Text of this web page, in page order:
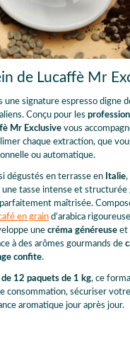
de Lucaffè Mr
une signature espresso digne
Conçu pour les
Mr Exclusive vous
chaque extraction, que
ou automatique.
dégustés en terrasse en Italie,
une tasse intense et structurée
parfaitement maîtrisée.
en grain d’arabica
une créma généreuse et
à des arômes gourmands de
confite.
12 paquets de 1 kg, ce
consommation, sécuriser
aromatique jour après jour.